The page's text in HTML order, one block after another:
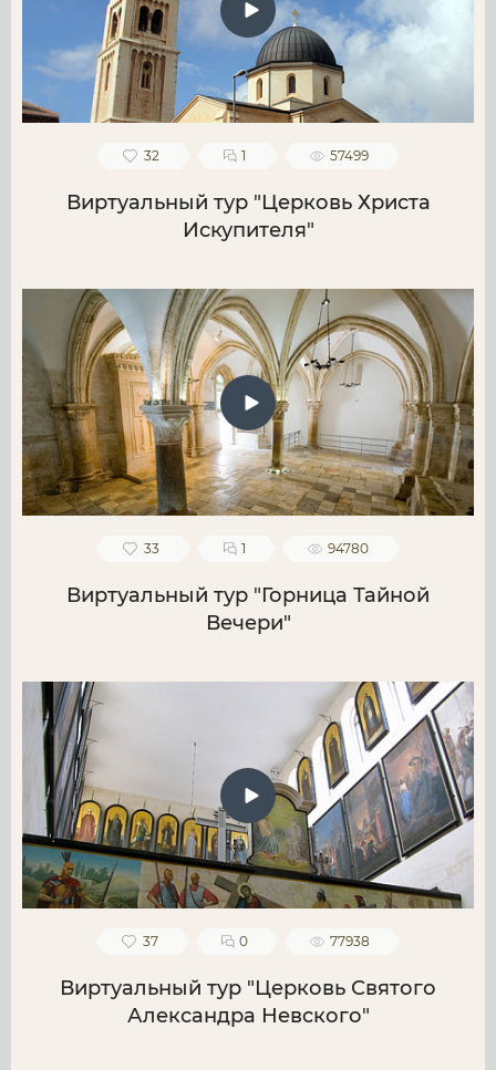
32 1 57499
Виртуальный тур "Церковь Христа
Искупителя"
33 1 94780
Виртуальный тур "Горница Тайной
Вечери"
37 0 77938
Виртуальный тур "Церковь Святого
Александра Невского"